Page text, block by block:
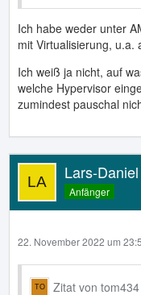
Ich habe weder unter
mit Virtualisierung, u.a.
Ich weiß ja nicht, auf
welche Hypervisor
zumindest pauschal
Lars-Daniel
Anfänger
22. November 2022 um
Zitat von tom434